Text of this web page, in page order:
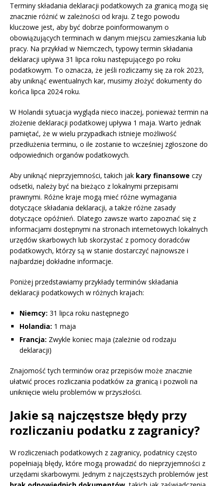
Terminy składania deklaracji podatkowych za granicą mogą się
znacznie różnić w zależności od kraju. Z tego powodu
kluczowe jest, aby być dobrze poinformowanym o
obowiązujących terminach w danym miejscu zamieszkania lub
pracy. Na przykład w Niemczech, typowy termin składania
deklaracji upływa 31 lipca roku następującego po roku
podatkowym. To oznacza, że jeśli rozliczamy się za rok 2023,
aby uniknąć ewentualnych kar, musimy złożyć dokumenty do
końca lipca 2024 roku.
W Holandii sytuacja wygląda nieco inaczej, ponieważ termin na
złożenie deklaracji podatkowej upływa 1 maja. Warto jednak
pamiętać, że w wielu przypadkach istnieje możliwość
przedłużenia terminu, o ile zostanie to wcześniej zgłoszone do
odpowiednich organów podatkowych.
Aby uniknąć nieprzyjemności, takich jak kary finansowe czy
odsetki, należy być na bieżąco z lokalnymi przepisami
prawnymi. Różne kraje mogą mieć różne wymagania
dotyczące składania deklaracji, a także różne zasady
dotyczące opóźnień. Dlatego zawsze warto zapoznać się z
informacjami dostępnymi na stronach internetowych lokalnych
urzędów skarbowych lub skorzystać z pomocy doradców
podatkowych, którzy są w stanie dostarczyć najnowsze i
najbardziej dokładne informacje.
Poniżej przedstawiamy przykłady terminów składania
deklaracji podatkowych w różnych krajach:
Niemcy: 31 lipca roku następnego
Holandia: 1 maja
Francja: Zwykle koniec maja (zależnie od rodzaju
deklaracji)
Znajomość tych terminów oraz przepisów może znacznie
ułatwić proces rozliczania podatków za granicą i pozwoli na
uniknięcie wielu problemów w przyszłości.
Jakie są najczęstsze błędy przy
rozliczaniu podatku z zagranicy?
W rozliczeniach podatkowych z zagranicy, podatnicy często
popełniają błędy, które mogą prowadzić do nieprzyjemności z
urzędami skarbowymi. Jednym z najczęstszych problemów jest